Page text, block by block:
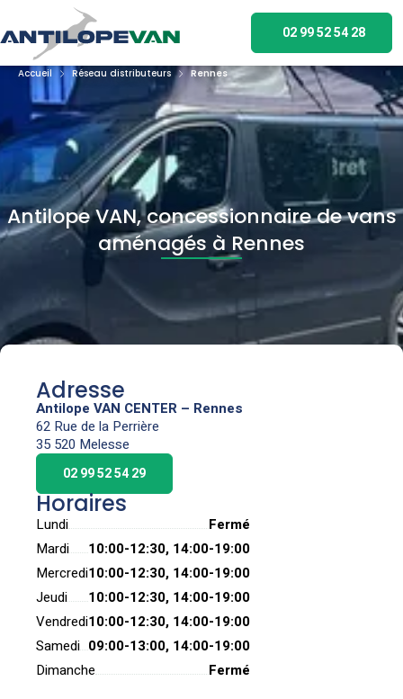
02 99 52 54 28
Accueil Réseau distributeurs Rennes
Antilope VAN, concessionnaire de vans
aménagés à Rennes
Adresse
Antilope VAN CENTER – Rennes
62 Rue de la Perrière
35 520 Melesse
02 99 52 54 29
Horaires
Lundi
Fermé
Mardi
10:00-12:30, 14:00-19:00
Mercredi10:00-12:30, 14:00-19:00
Jeudi
10:00-12:30, 14:00-19:00
Vendredi10:00-12:30, 14:00-19:00
Samedi 09:00-13:00, 14:00-19:00
Dimanche
Fermé